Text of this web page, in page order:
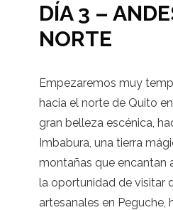
DÍA 3 –
NORTE
Empezaremos muy
hacia el norte de Quito
gran belleza escénica,
Imbabura, una tierra
montañas que encantan
la oportunidad de visitar
artesanales en Peguche,